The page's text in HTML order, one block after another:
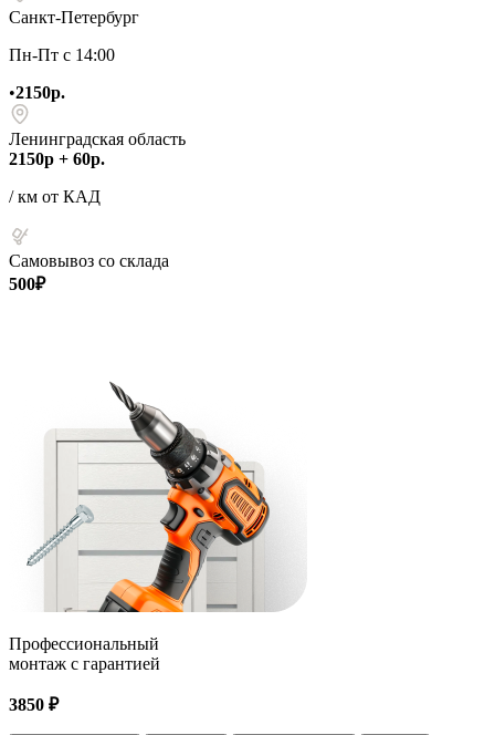
Санкт-Петербург
Пн-Пт с 14:00
•2150р.
Ленинградская область
2150р + 60р.
/ км от КАД
Самовывоз со склада
500₽
Профессиональный
монтаж с гарантией
3850 ₽